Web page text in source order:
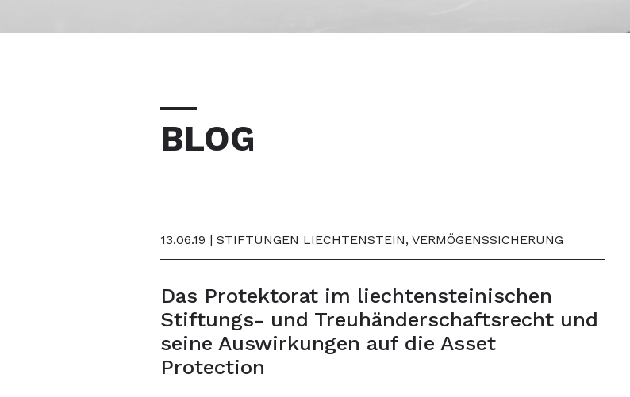
BLOG
13.06.19 | STIFTUNGEN LIECHTENSTEIN, VERMÖGENSSICHERUNG
Das Protektorat im liechtensteinischen
Stiftungs- und Treuhänderschaftsrecht und
seine Auswirkungen auf die Asset
Protection